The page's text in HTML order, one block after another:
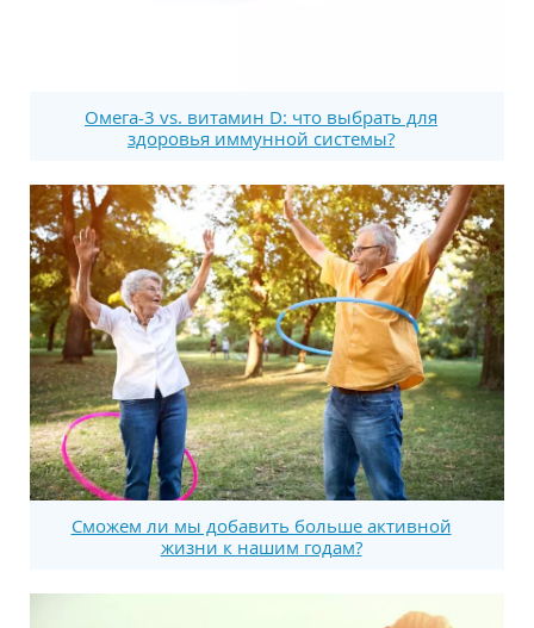
Омега-3 vs. витамин D: что выбрать для
здоровья иммунной системы?
Сможем ли мы добавить больше активной
жизни к нашим годам?